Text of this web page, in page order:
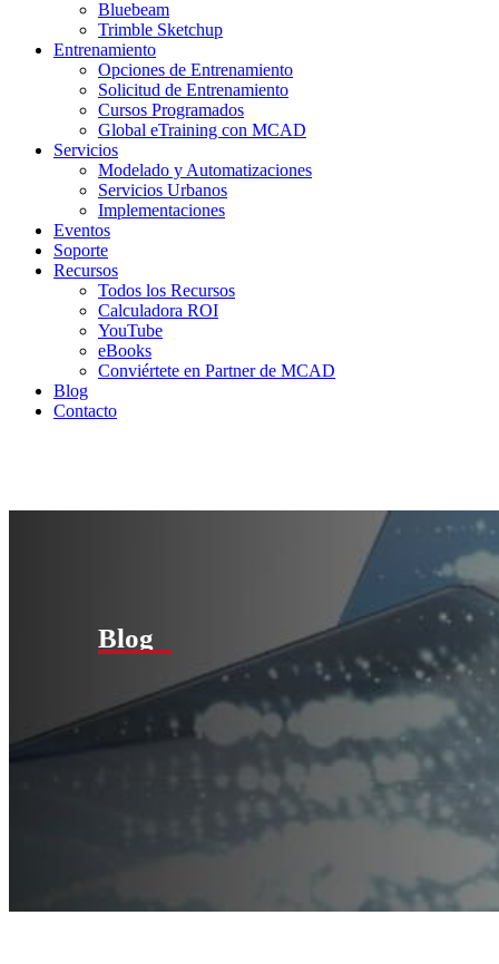
Bluebeam
Trimble Sketchup
Entrenamiento
Opciones de Entrenamiento
Solicitud de Entrenamiento
Cursos Programados
Global eTraining con MCAD
Servicios
Modelado y Automatizaciones
Servicios Urbanos
Implementaciones
Eventos
Soporte
Recursos
Todos los Recursos
Calculadora ROI
YouTube
eBooks
Conviértete en Partner de MCAD
Blog
Contacto
Blog